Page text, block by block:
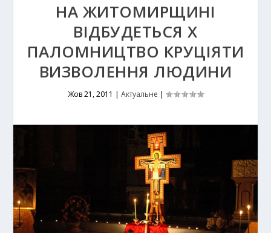
НА ЖИТОМИРЩИНІ
ВІДБУДЕТЬСЯ Х
ПАЛОМНИЦТВО КРУЦІЯТИ
ВИЗВОЛЕННЯ ЛЮДИНИ
Жов 21, 2011 | Актуальне |